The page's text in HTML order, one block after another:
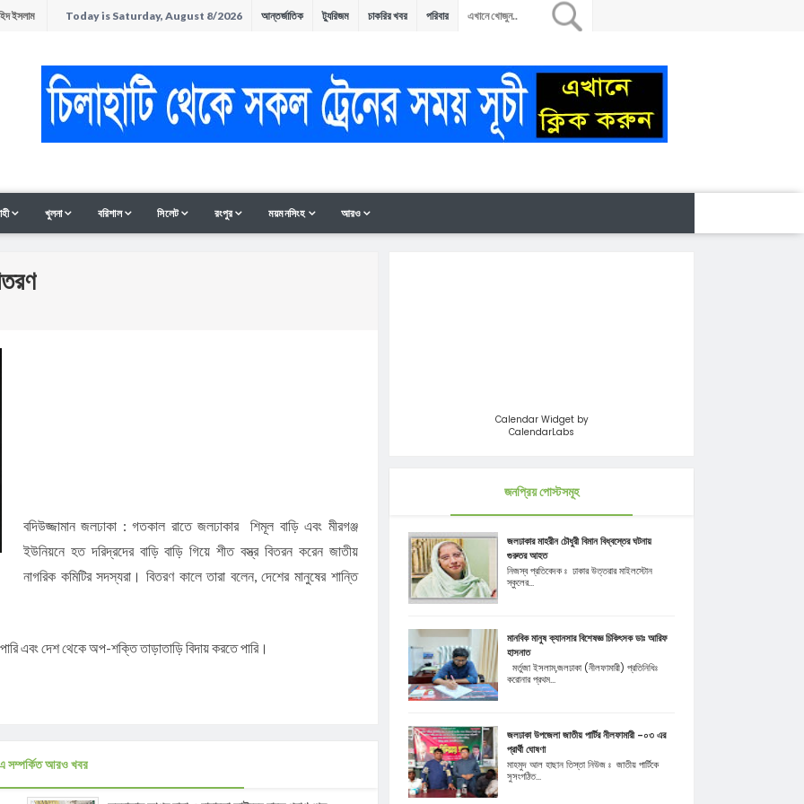
ইসলাম
ও
হাত-
অভিযোগ,
Today is Saturday, August 8/2026 আন্তর্জাতিক ট্যুরিজম চাকরির খবর পরিবার
খুলনা বরিশাল সিলেট রংপুর ময়মনসিংহ আরও
বদিউজ্জামান জলঢাকা : গতকাল রাতে জলঢাকার শিমূল বাড়ি এবং মীরগঞ্জ
ইউনিয়নে হত দরিদ্রদের বাড়ি বাড়ি গিয়ে শীত বস্ত্র বিতরন করেন জাতীয়
নাগরিক কমিটির সদস্যরা। বিতরণ কালে তারা বলেন, দেশের মানুষের শান্তি
এবং দেশ থেকে অপ-শক্তি তাড়াতাড়ি বিদায় করতে পারি।
সম্পর্কিত আরও খবর
Calendar Widget by
CalendarLabs
জনপ্রিয় পোস্টসমূহ
জলঢাকার মাহরীন চৌধুরী বিমান বিধ্বস্তের ঘটনায়
গুরুতর আহত
নিজস্ব প্রতিবেদক ঃ ঢাকার উত্তরার মাইলস্টোন
স্কুলের...
মানবিক মানুষ ক্যানসার বিশেষজ্ঞ চিকিৎসক ডাঃ আরিফ
হাসনাত
মর্তুজা ইসলাম,জলঢাকা (নীলফামারী) প্রতিনিধিঃ
করোনার প্রথম...
জলঢাকা উপজেলা জাতীয় পার্টির নীলফামারী -০৩ এর
প্রার্থী ঘোষণা
মাহমুদ আল হাছান তিস্তা নিউজ ঃ জাতীয় পার্টিকে
সুসংগঠিত...